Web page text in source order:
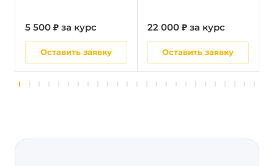
5 500 ₽ за курс
Оставить заявку
22 000 ₽ за курс
Оставить заявку